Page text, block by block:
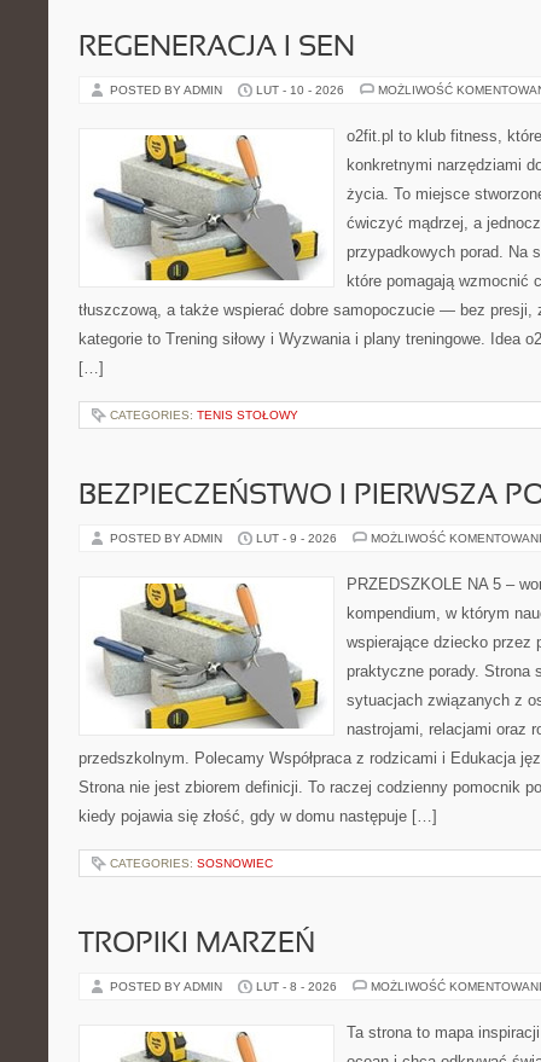
REGENERACJA I SEN
POSTED BY ADMIN LUT - 10 - 2026 MOŻLIWOŚĆ
o2fit.pl to klub fitness,
konkretnymi narzędziami
życia. To miejsce
ćwiczyć mądrzej, a
przypadkowych porad. Na
które pomagają wzmocnić
tłuszczową, a także wspierać dobre samopoczucie — bez presji,
kategorie to Trening siłowy i Wyzwania i plany treningowe. Idea
[…]
CATEGORIES: TENIS STOŁOWY
BEZPIECZEŃSTWO I PIERWSZA
POSTED BY ADMIN LUT - 9 - 2026 MOŻLIWOŚĆ
PRZEDSZKOLE NA 5 –
kompendium, w którym
wspierające dziecko przez
praktyczne porady. Strona
sytuacjach związanych z
nastrojami, relacjami oraz
przedszkolnym. Polecamy Współpraca z rodzicami i Edukacja
Strona nie jest zbiorem definicji. To raczej codzienny pomocnik
kiedy pojawia się złość, gdy w domu następuje […]
CATEGORIES: SOSNOWIEC
TROPIKI MARZEŃ
POSTED BY ADMIN LUT - 8 - 2026 MOŻLIWOŚĆ
Ta strona to mapa